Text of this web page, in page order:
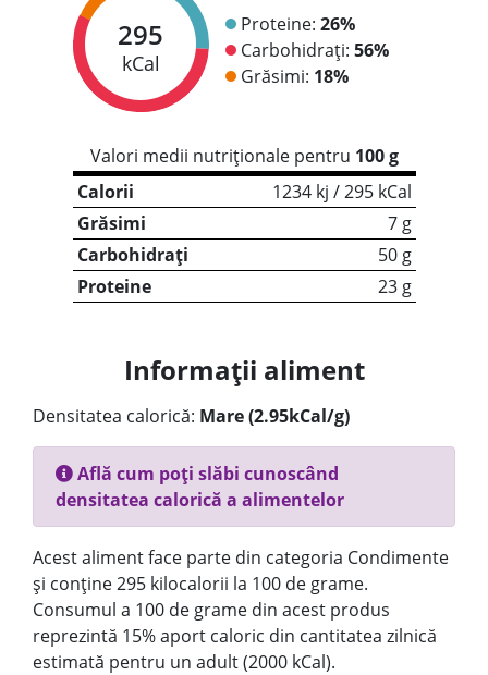
295
kCal
Proteine: 26%
Carbohidrați: 56%
Grăsimi: 18%
Valori medii nutriționale pentru 100 g
Calorii
1234 kj / 295 kCal
Grăsimi
7 g
Carbohidrați
50 g
Proteine
23 g
Informații aliment
Densitatea calorică: Mare (2.95kCal/g)
Află cum poți slăbi cunoscând
densitatea calorică a alimentelor
Acest aliment face parte din categoria Condimente
și conține 295 kilocalorii la 100 de grame.
Consumul a 100 de grame din acest produs
reprezintă 15% aport caloric din cantitatea zilnică
estimată pentru un adult (2000 kCal).